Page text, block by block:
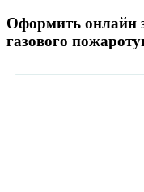
Оформить онлайн
газового